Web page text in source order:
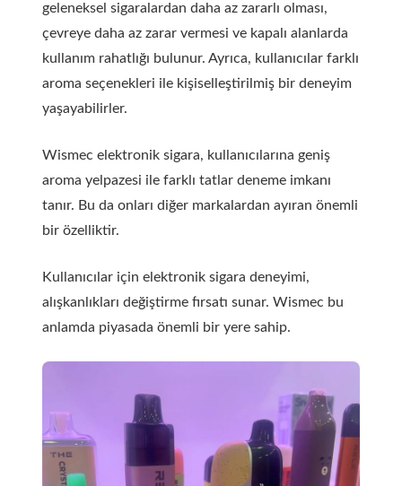
geleneksel sigaralardan daha az zararlı olması,
çevreye daha az zarar vermesi ve kapalı alanlarda
kullanım rahatlığı bulunur. Ayrıca, kullanıcılar farklı
aroma seçenekleri ile kişiselleştirilmiş bir deneyim
yaşayabilirler.
Wismec elektronik sigara, kullanıcılarına geniş
aroma yelpazesi ile farklı tatlar deneme imkanı
tanır. Bu da onları diğer markalardan ayıran önemli
bir özelliktir.
Kullanıcılar için elektronik sigara deneyimi,
alışkanlıkları değiştirme fırsatı sunar. Wismec bu
anlamda piyasada önemli bir yere sahip.